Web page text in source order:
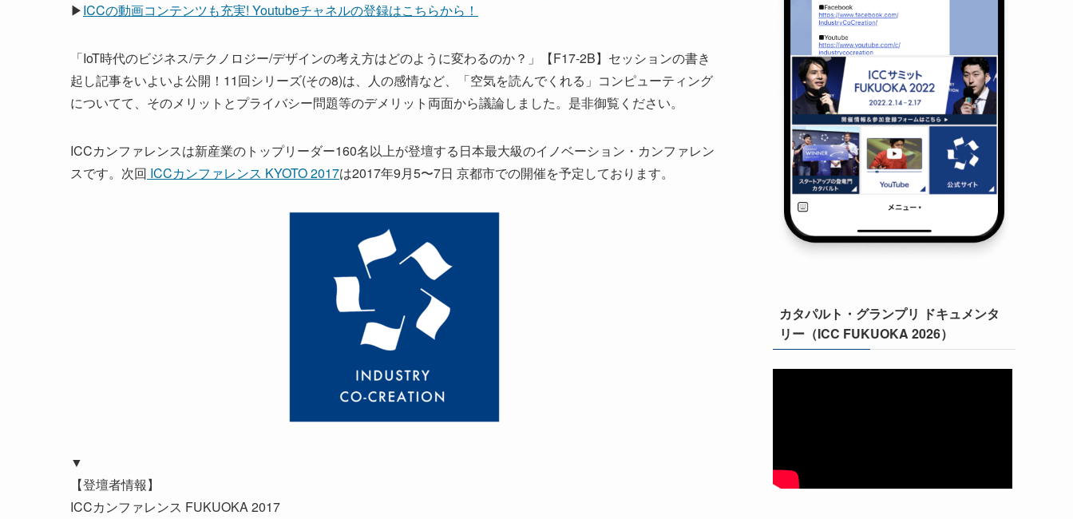
▶ICCの動画コンテンツも充実! Youtubeチャネルの登録はこちらから！
「IoT時代のビジネス/テクノロジー/デザインの考え方はどのように変わるのか？」【F17-2B】セッションの書き
起し記事をいよいよ公開！11回シリーズ(その8)は、人の感情など、「空気を読んでくれる」コンピューティング
についてて、そのメリットとプライバシー問題等のデメリット両面から議論しました。是非御覧ください。
ICCカンファレンスは新産業のトップリーダー160名以上が登壇する日本最大級のイノベーション・カンファレン
スです。次回 ICCカンファレンス KYOTO 2017は2017年9月5〜7日 京都市での開催を予定しております。
▼
【登壇者情報】
ICCカンファレンス FUKUOKA 2017
カタパルト・グランプリ ドキュメンタ
リー（ICC FUKUOKA 2026）